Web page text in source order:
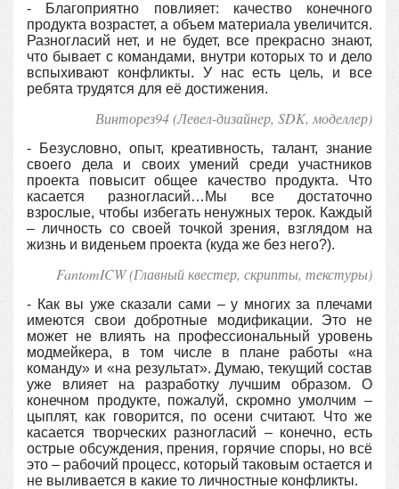
- Благоприятно повлияет: качество конечного
продукта возрастет, а объем материала увеличится.
Разногласий нет, и не будет, все прекрасно знают,
что бывает с командами, внутри которых то и дело
вспыхивают конфликты. У нас есть цель, и все
ребята трудятся для её достижения.
Винторез94 (Левел-дизайнер, SDK, моделлер)
- Безусловно, опыт, креативность, талант, знание
своего дела и своих умений среди участников
проекта повысит общее качество продукта. Что
касается разногласий…Мы все достаточно
взрослые, чтобы избегать ненужных терок. Каждый
– личность со своей точкой зрения, взглядом на
жизнь и виденьем проекта (куда же без него?).
FantomICW (Главный квестер, скрипты, текстуры)
- Как вы уже сказали сами – у многих за плечами
имеются свои добротные модификации. Это не
может не влиять на профессиональный уровень
модмейкера, в том числе в плане работы «на
команду» и «на результат». Думаю, текущий состав
уже влияет на разработку лучшим образом. О
конечном продукте, пожалуй, скромно умолчим –
цыплят, как говорится, по осени считают. Что же
касается творческих разногласий – конечно, есть
острые обсуждения, прения, горячие споры, но всё
это – рабочий процесс, который таковым остается и
не выливается в какие то личностные конфликты.